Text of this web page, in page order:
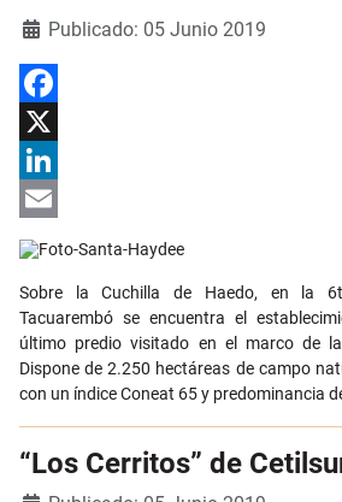
DetallesPublicado: 05 Junio 2019
Facebook
X
LinkedIn
Email
Sobre la Cuchilla de Haedo, en la
Tacuarembó se encuentra el
último predio visitado en el marco de
Dispone de 2.250 hectáreas de campo
con un índice Coneat 65 y predominancia
“Los Cerritos” de